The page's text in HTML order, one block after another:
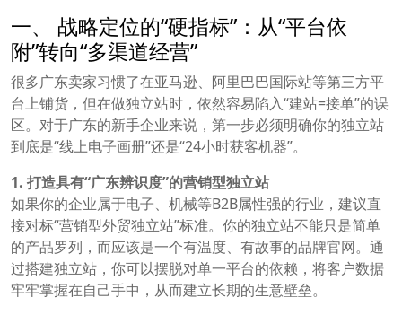
一、 战略定位的“硬指标”：从“平台依
附”转向“多渠道经营”
很多广东卖家习惯了在亚马逊、阿里巴巴国际站等第三方平
台上铺货，但在做独立站时，依然容易陷入“建站=接单”的误
区。对于广东的新手企业来说，第一步必须明确你的独立站
到底是“线上电子画册”还是“24小时获客机器”。
1. 打造具有“广东辨识度”的营销型独立站
如果你的企业属于电子、机械等B2B属性强的行业，建议直
接对标“营销型外贸独立站”标准。你的独立站不能只是简单
的产品罗列，而应该是一个有温度、有故事的品牌官网。通
过搭建独立站，你可以摆脱对单一平台的依赖，将客户数据
牢牢掌握在自己手中，从而建立长期的生意壁垒。